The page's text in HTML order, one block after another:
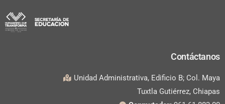
Contáctanos
Unidad Administrativa, Edificio B; Col. Maya
Tuxtla Gutiérrez, Chiapas